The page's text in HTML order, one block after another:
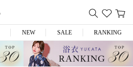
NEW SALE RANKING